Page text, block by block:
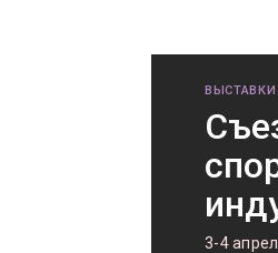
3-4